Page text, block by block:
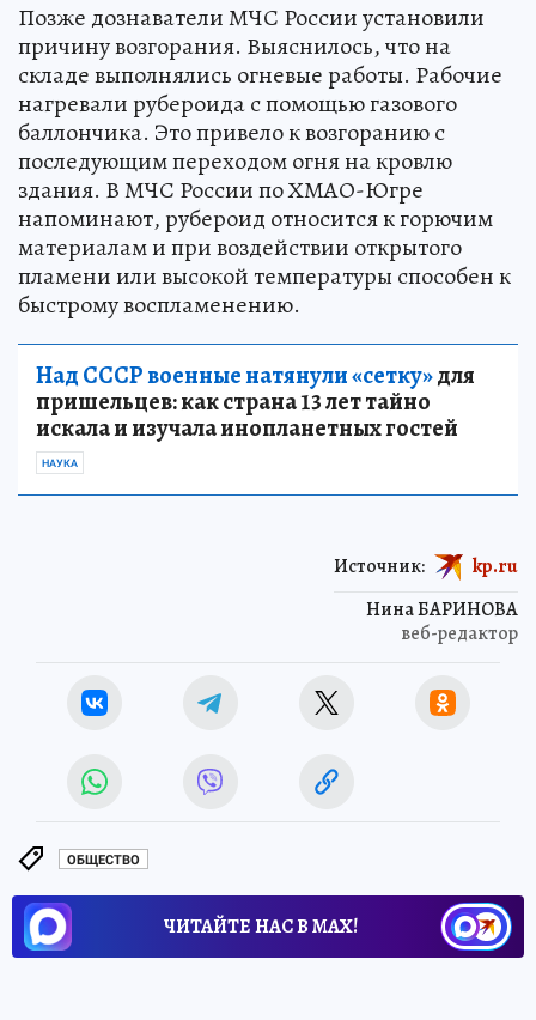
Позже дознаватели МЧС России установили
причину возгорания. Выяснилось, что на
складе выполнялись огневые работы. Рабочие
нагревали рубероида с помощью газового
баллончика. Это привело к возгоранию с
последующим переходом огня на кровлю
здания. В МЧС России по ХМАО-Югре
напоминают, рубероид относится к горючим
материалам и при воздействии открытого
пламени или высокой температуры способен к
быстрому воспламенению.
Над СССР военные натянули «сетку»для
пришельцев: как страна 13 лет тайно
искала и изучала инопланетных гостей
НАУКА
Нина БАРИНОВА
веб-редактор
Источник: kp.ru
ОБЩЕСТВО
ЧИТАЙТЕ НАС В МАХ!